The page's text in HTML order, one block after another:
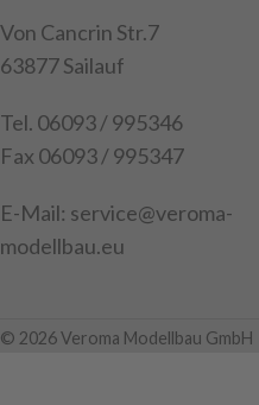
Von Cancrin Str.7
63877 Sailauf
Tel. 06093 / 995346
Fax 06093 / 995347
E-Mail: service@veroma-
modellbau.eu
© 2026 Veroma Modellbau GmbH